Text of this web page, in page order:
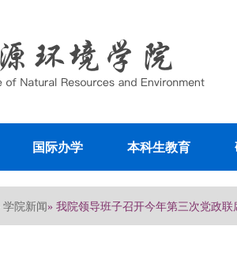
国际办学 本科生教育
学院新闻» 我院领导班子召开今年第三次党政联